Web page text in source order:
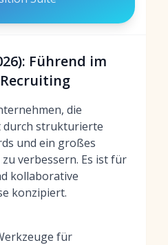
Führend im
die
durch strukturierte
und ein großes
verbessern. Es ist für
kollaborative
konzipiert.
für